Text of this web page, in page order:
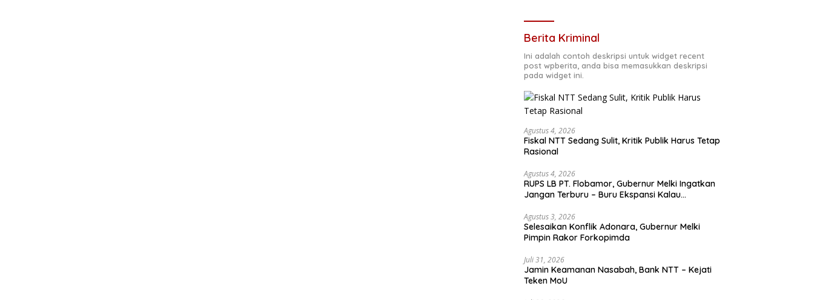
Berita Kriminal
Ini adalah contoh deskripsi untuk widget recent
post wpberita, anda bisa memasukkan deskripsi
pada widget ini.
Agustus 4, 2026
Fiskal NTT Sedang Sulit, Kritik Publik Harus Tetap
Rasional
Agustus 4, 2026
RUPS LB PT. Flobamor, Gubernur Melki Ingatkan
Jangan Terburu – Buru Ekspansi Kalau
Agustus 3, 2026
Selesaikan Konflik Adonara, Gubernur Melki
Pimpin Rakor Forkopimda
Juli 31, 2026
Jamin Keamanan Nasabah, Bank NTT – Kejati
Teken MoU